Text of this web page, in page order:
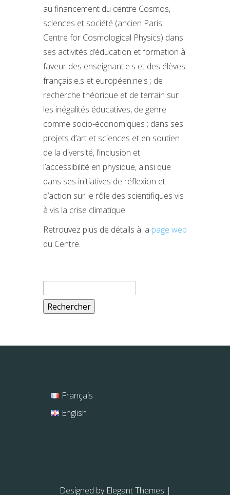
au financement du centre Cosmos,
sciences et société (ancien Paris
Centre for Cosmological Physics) dans
ses activités d’éducation et formation à
faveur des enseignant.e.s et des élèves
français.e.s et européen.ne.s ; de
recherche théorique et de terrain sur
les inégalités éducatives, de genre
comme socio-économiques ; dans ses
projets d’art et sciences et en soutien
de la diversité, l’inclusion et
l’accessibilité en physique, ainsi que
dans ses initiatives de réflexion et
d’action sur le rôle des scientifiques vis
à vis la crise climatique.
Retrouvez plus de détails à la page web
du Centre.
Rechercher :
Français
English
Designed by Elegant Themes |